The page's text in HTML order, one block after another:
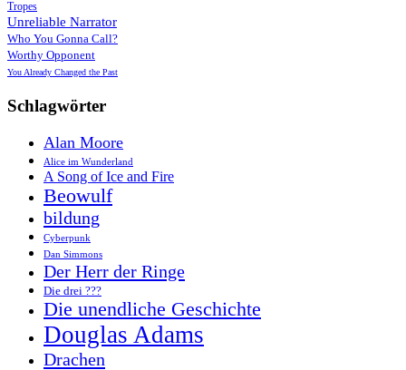
Tropes
Unreliable Narrator
Who You Gonna Call?
Worthy Opponent
You Already Changed the Past
Schlagwörter
Alan Moore
Alice im Wunderland
A Song of Ice and Fire
Beowulf
bildung
Cyberpunk
Dan Simmons
Der Herr der Ringe
Die drei ???
Die unendliche Geschichte
Douglas Adams
Drachen